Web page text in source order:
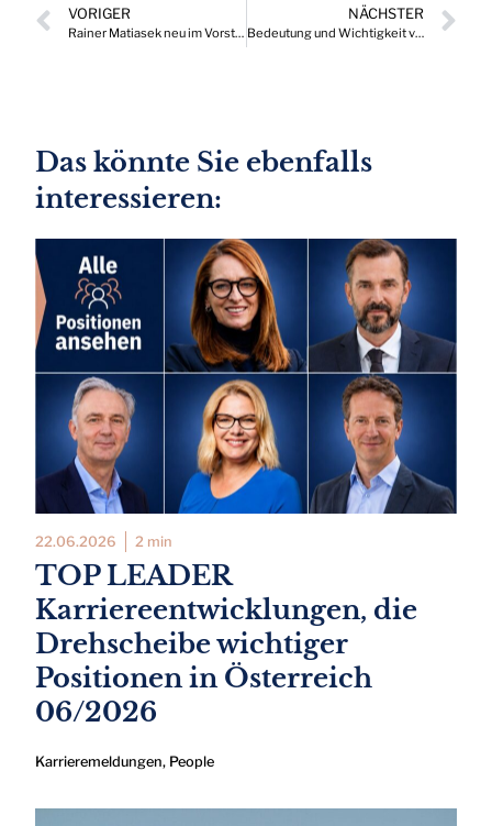
VORIGER
Rainer Matiasek neu im Vorstand von Green Energy Lab
NÄCHSTER
Bedeutung und Wichtigkeit von Risikomanagement in heimischen Unternehmen
Das könnte Sie ebenfalls
interessieren:
22.06.2026 2 min
TOP LEADER
Karriereentwicklungen, die
Drehscheibe wichtiger
Positionen in Österreich
06/2026
Karrieremeldungen, People